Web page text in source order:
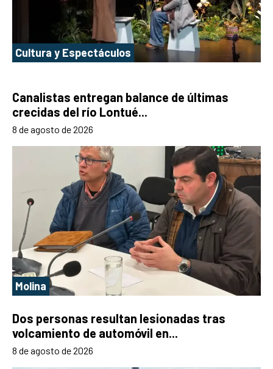
Cultura y Espectáculos
Canalistas entregan balance de últimas
crecidas del río Lontué...
8 de agosto de 2026
Molina
Dos personas resultan lesionadas tras
volcamiento de automóvil en...
8 de agosto de 2026